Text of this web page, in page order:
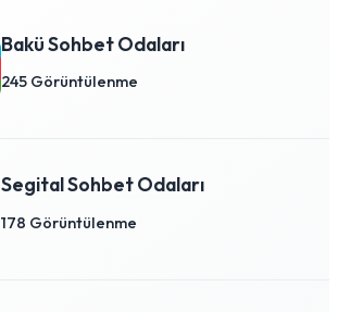
Bakü Sohbet Odaları
245 Görüntülenme
Segital Sohbet Odaları
178 Görüntülenme